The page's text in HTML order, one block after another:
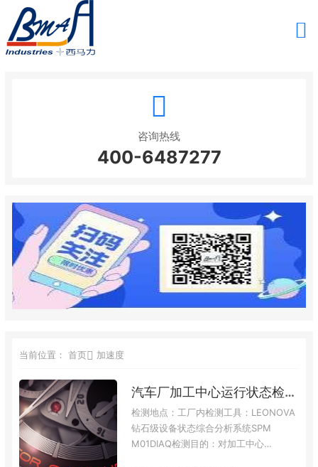
咨询热线
400-6487277
当前位置： 首页 加速度
汽车厂加工中心运行状态检测案例
检测地点：工厂内检测工具：LEONOVA
钻石级设备状态综合分析系统SPM
M01DIAQ检测目的：对加工中心